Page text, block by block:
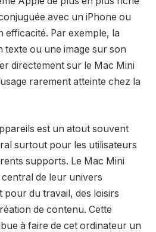
avec un iPhone ou
efficacité. Par exemple, la
texte ou une image sur son
directement sur le Mac Mini
rarement atteinte chez la
est un atout souvent
surtout pour les utilisateurs
supports. Le Mac Mini
de leur univers
pour du travail, des loisirs
de contenu. Cette
à faire de cet ordinateur un